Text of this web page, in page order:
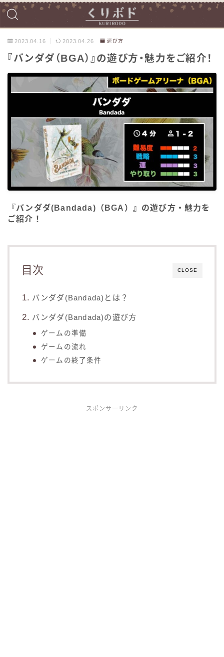
2023.04.16 2023.04.26 遊び方
『バンダダ（BGA）』の遊び方・魅力をご紹介！
『バンダダ(Bandada)（BGA）』の遊び方・魅力を
ご紹介！
CLOSE
目次
バンダダ(Bandada)とは？
バンダダ(Bandada)の遊び方
ゲームの準備
ゲームの流れ
ゲームの終了条件
スポンサーリンク